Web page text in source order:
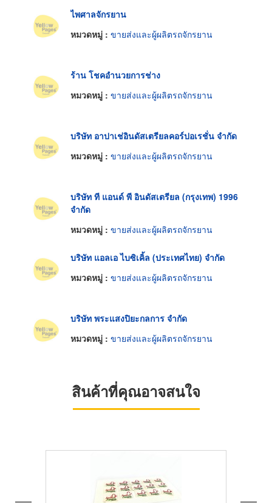
ไพศาลจักรยาน
หมวดหมู่ : ขายส่งและผู้ผลิตรถจักรยาน
ร้าน โชคอำนวยการช่าง
หมวดหมู่ : ขายส่งและผู้ผลิตรถจักรยาน
บริษัท อาปาเช่อินดัสเตรียลคอร์ปอเรชั่น จำกัด
หมวดหมู่ : ขายส่งและผู้ผลิตรถจักรยาน
บริษัท ที แอนด์ พี อินดัสเตรียล (กรุงเทพ) 1996
จำกัด
หมวดหมู่ : ขายส่งและผู้ผลิตรถจักรยาน
บริษัท แอลเอ ไบซิเคิ้ล (ประเทศไทย) จำกัด
หมวดหมู่ : ขายส่งและผู้ผลิตรถจักรยาน
บริษัท พระแสงปิยะกลการ จำกัด
หมวดหมู่ : ขายส่งและผู้ผลิตรถจักรยาน
สินค้าที่คุณอาจสนใจ